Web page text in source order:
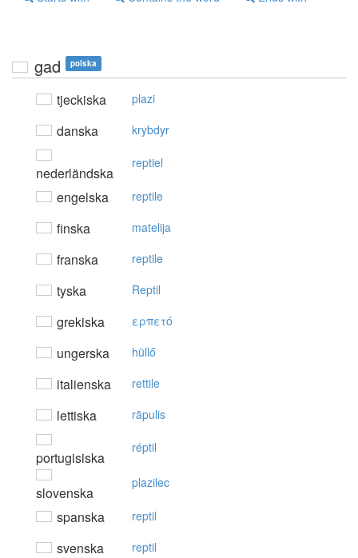
gad polska
tjeckiska plazi
danska krybdyr
nederländska
reptiel
engelska reptile
finska matelija
franska reptile
tyska Reptil
grekiska ερπετό
ungerska hüllő
italienska rettile
lettiska rāpulis
portugisiska
réptil
slovenska
plazilec
spanska reptil
svenska reptil